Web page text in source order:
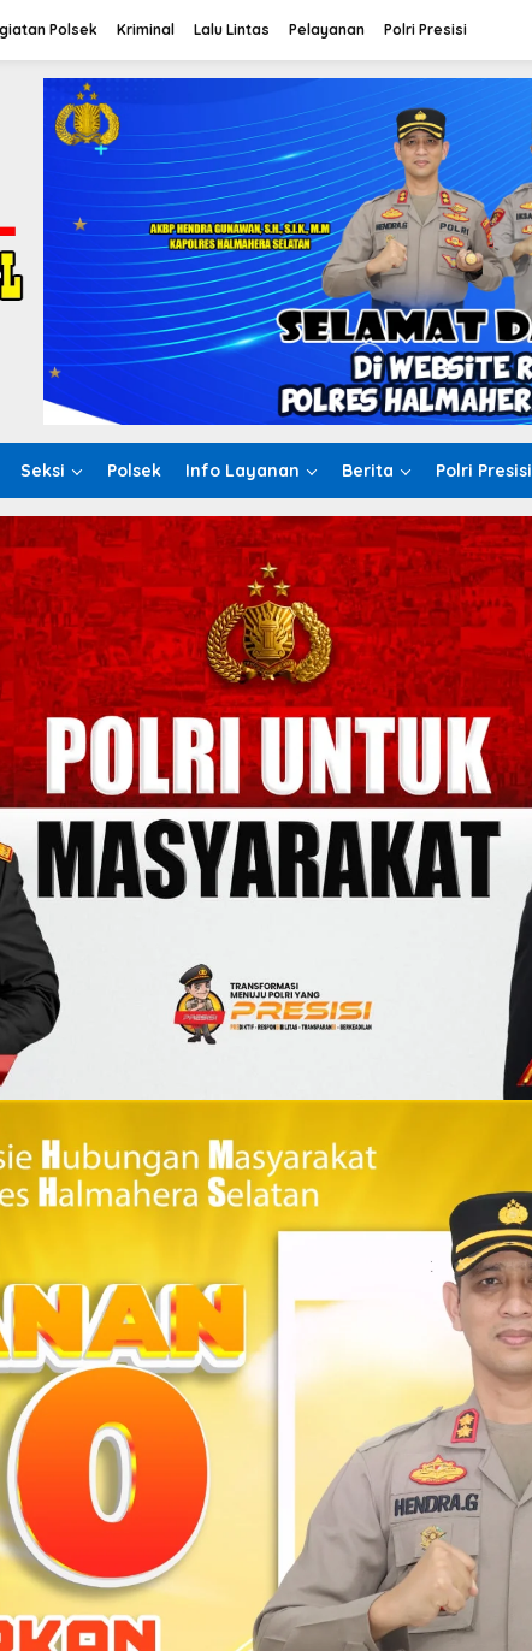
Polsek Kriminal Lalu Lintas Pelayanan Polri Presisi
Seksi Polsek Info Layanan Berita Polri Presisi